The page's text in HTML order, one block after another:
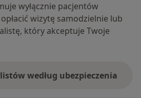
wyłącznie pacjentów
wizytę samodzielnie lub
który akceptuje Twoje
według ubezpieczenia